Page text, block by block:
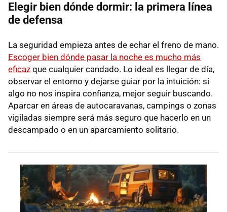
Elegir bien dónde dormir: la primera línea
de defensa
La seguridad empieza antes de echar el freno de mano.
Escoger bien dónde pasar la noche es mucho más
eficaz que cualquier candado. Lo ideal es llegar de día,
observar el entorno y dejarse guiar por la intuición: si
algo no nos inspira confianza, mejor seguir buscando.
Aparcar en áreas de autocaravanas, campings o zonas
vigiladas siempre será más seguro que hacerlo en un
descampado o en un aparcamiento solitario.